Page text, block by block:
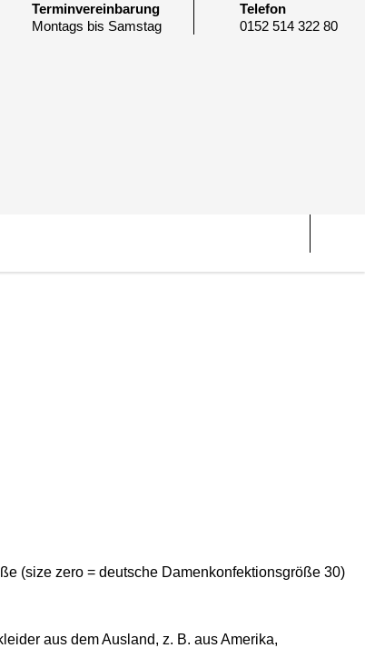
Terminvereinbarung
Montags bis Samstag
Telefon
0152 514 322 80
(size zero = deutsche Damenkonfektionsgröße 30)
aus dem Ausland, z. B. aus Amerika,